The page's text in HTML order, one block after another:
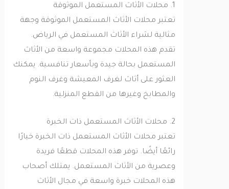
تعتبر محلات الأثاث المستعمل الموثوقة وجهة
مثالية لشراء الأثاث المستعمل في الرياض.
تقدم هذه المحلات مجموعة واسعة من الأثاث
المستعمل بحالة جيدة وبأسعار تنافسية. يمكنك
العثور على أثاث لغرف المعيشة وغرف النوم
والمطابخ وغيرها من القطع المنزلية.
تعتبر محلات الأثاث المستعمل ذات الخبرة خيارًا
رائعًا أيضًا. توفر هذه المحلات قطعًا فريدة
وعصرية من الأثاث المستعمل. يمتلك أصحاب
هذه المحلات خبرة واسعة في مجال الأثاث